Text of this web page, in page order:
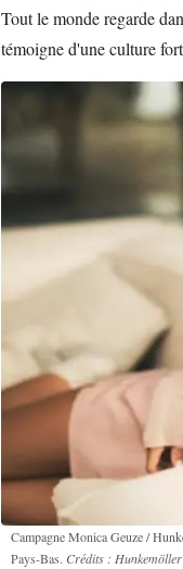
Tout le monde regarde
témoigne d'une culture
Campagne Monica Geuze /
Pays-Bas. Crédits : Hunkemöller